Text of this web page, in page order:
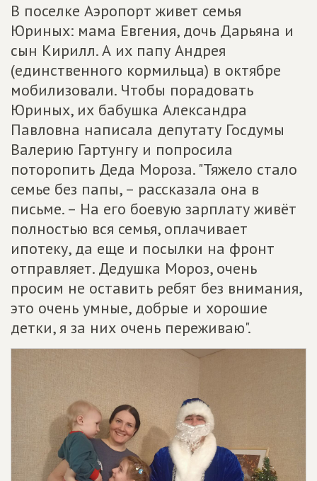
В поселке Аэропорт живет семья
Юриных: мама Евгения, дочь Дарьяна и
сын Кирилл. А их папу Андрея
(единственного кормильца) в октябре
мобилизовали. Чтобы порадовать
Юриных, их бабушка Александра
Павловна написала депутату Госдумы
Валерию Гартунгу и попросила
поторопить Деда Мороза. "Тяжело стало
семье без папы, – рассказала она в
письме. – На его боевую зарплату живёт
полностью вся семья, оплачивает
ипотеку, да еще и посылки на фронт
отправляет. Дедушка Мороз, очень
просим не оставить ребят без внимания,
это очень умные, добрые и хорошие
детки, я за них очень переживаю".